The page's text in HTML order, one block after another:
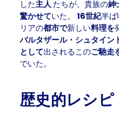
した主人たちが、貴族の紳
驚かせていた。 16世紀半ば
リアの都市で新しい料理を
バルタザール・シュタイン
として出されるこのご馳走
でいた。
歴史的レシピ